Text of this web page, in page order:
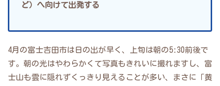
ど）へ向けて出発する
4月の富士吉田市は日の出が早く、上旬は朝の5:30前後で
す。朝の光はやわらかくて写真もきれいに撮れますし、富
士山も雲に隠れずくっきり見えることが多い、まさに「黄